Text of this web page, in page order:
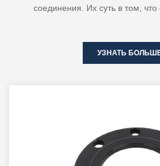
соединения. Их суть в том,
УЗНАТЬ